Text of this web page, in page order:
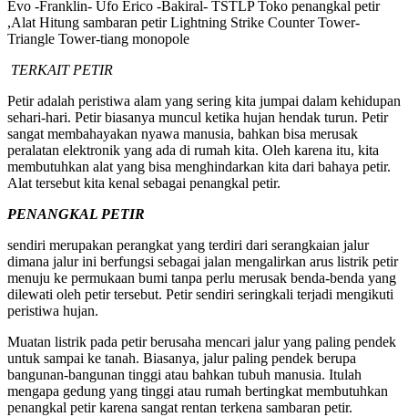
Evo -Franklin- Ufo Erico -Bakiral- TSTLP Toko penangkal petir
,Alat Hitung sambaran petir Lightning Strike Counter Tower-
Triangle Tower-tiang monopole
TERKAIT PETIR
Petir adalah peristiwa alam yang sering kita jumpai dalam kehidupan
sehari-hari. Petir biasanya muncul ketika hujan hendak turun. Petir
sangat membahayakan nyawa manusia, bahkan bisa merusak
peralatan elektronik yang ada di rumah kita. Oleh karena itu, kita
membutuhkan alat yang bisa menghindarkan kita dari bahaya petir.
Alat tersebut kita kenal sebagai penangkal petir.
PENANGKAL PETIR
sendiri merupakan perangkat yang terdiri dari serangkaian jalur
dimana jalur ini berfungsi sebagai jalan mengalirkan arus listrik petir
menuju ke permukaan bumi tanpa perlu merusak benda-benda yang
dilewati oleh petir tersebut. Petir sendiri seringkali terjadi mengikuti
peristiwa hujan.
Muatan listrik pada petir berusaha mencari jalur yang paling pendek
untuk sampai ke tanah. Biasanya, jalur paling pendek berupa
bangunan-bangunan tinggi atau bahkan tubuh manusia. Itulah
mengapa gedung yang tinggi atau rumah bertingkat membutuhkan
penangkal petir karena sangat rentan terkena sambaran petir.